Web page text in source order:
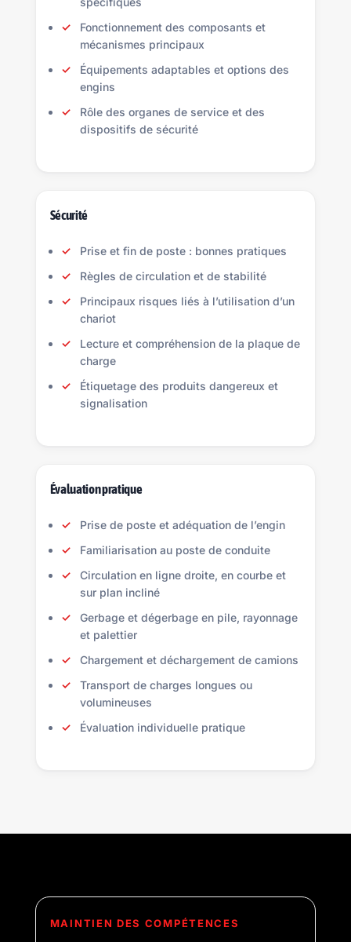
Fonctionnement des composants et
mécanismes principaux
Équipements adaptables et options des
engins
Rôle des organes de service et des
dispositifs de sécurité
Sécurité
Prise et fin de poste : bonnes pratiques
Règles de circulation et de stabilité
Principaux risques liés à l’utilisation d’un
chariot
Lecture et compréhension de la plaque de
charge
Étiquetage des produits dangereux et
signalisation
Évaluation pratique
Prise de poste et adéquation de l’engin
Familiarisation au poste de conduite
Circulation en ligne droite, en courbe et
sur plan incliné
Gerbage et dégerbage en pile, rayonnage
et palettier
Chargement et déchargement de camions
Transport de charges longues ou
volumineuses
Évaluation individuelle pratique
MAINTIEN DES COMPÉTENCES